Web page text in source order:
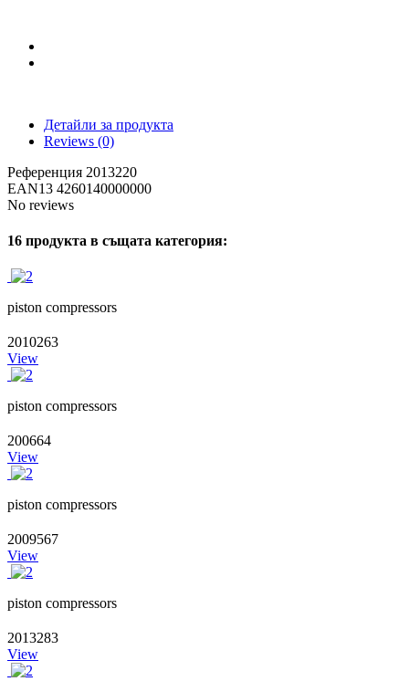
Детайли за продукта
Reviews (0)
Референция 2013220
EAN13 4260140000000
No reviews
16 продукта в същата категория:
piston compressors
2010263
View
piston compressors
200664
View
piston compressors
2009567
View
piston compressors
2013283
View